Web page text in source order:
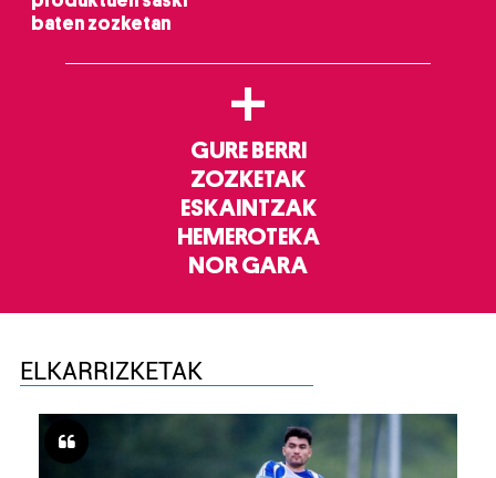
baten zozketan
+
GURE BERRI
ZOZKETAK
ESKAINTZAK
HEMEROTEKA
NOR GARA
ELKARRIZKETAK